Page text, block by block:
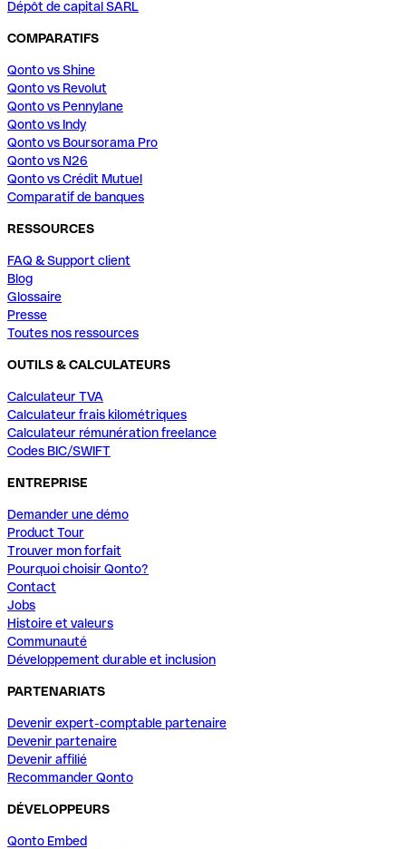
Dépôt de capital SARL
COMPARATIFS
Qonto vs Shine
Qonto vs Revolut
Qonto vs Pennylane
Qonto vs Indy
Qonto vs Boursorama Pro
Qonto vs N26
Qonto vs Crédit Mutuel
Comparatif de banques
RESSOURCES
FAQ & Support client
Blog
Glossaire
Presse
Toutes nos ressources
OUTILS & CALCULATEURS
Calculateur TVA
Calculateur frais kilométriques
Calculateur rémunération freelance
Codes BIC/SWIFT
ENTREPRISE
Demander une démo
Product Tour
Trouver mon forfait
Pourquoi choisir Qonto?
Contact
Jobs
Histoire et valeurs
Communauté
Développement durable et inclusion
PARTENARIATS
Devenir expert-comptable partenaire
Devenir partenaire
Devenir affilié
Recommander Qonto
DÉVELOPPEURS
Qonto Embed